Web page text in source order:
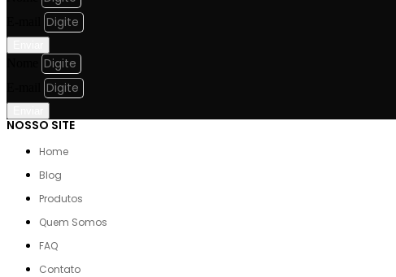
NOSSO SITE
Home
Blog
Produtos
Quem Somos
FAQ
Contato